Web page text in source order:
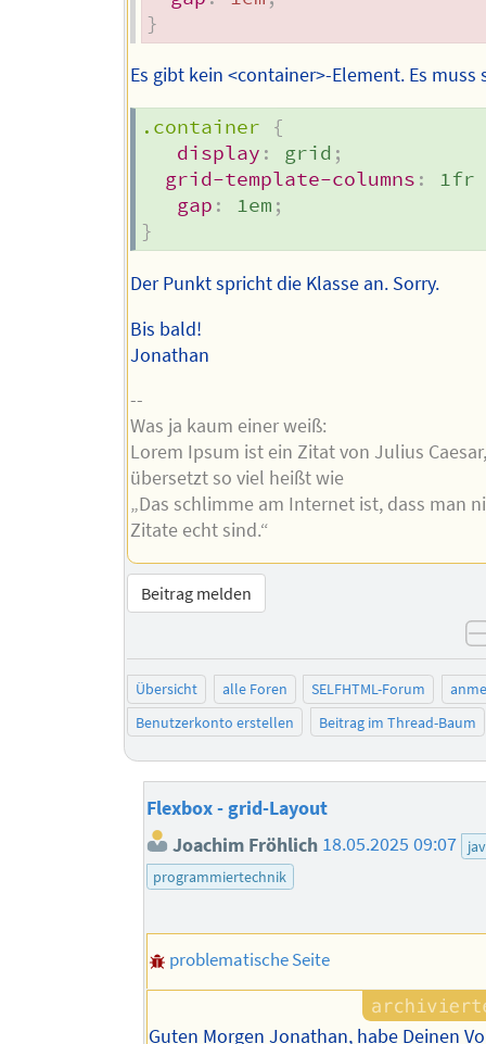
}
Es gibt kein <container>-Element. Es muss
.container
{
display : grid ;
grid-template-columns :
1fr
gap : 1em ;
}
Der Punkt spricht die Klasse an. Sorry.
Bis bald!
Jonathan
--
Was ja kaum einer weiß:
Lorem Ipsum ist ein Zitat von Julius
übersetzt so viel heißt wie
„Das schlimme am Internet ist, dass man
Zitate echt sind.“
Beitrag melden
Übersicht alle Foren SELFHTML-Forum
Benutzerkonto erstellen
Beitrag im Thread-Baum
Flexbox - grid-Layout
Joachim Fröhlich 18.05.2025 09:07
programmiertechnik
problematische Seite
Guten Morgen Jonathan, habe Deinen